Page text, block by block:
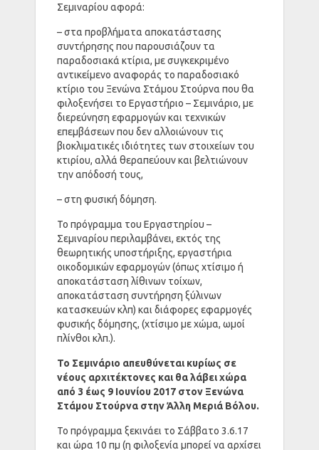
Σεμιναρίου αφορά:
– στα προβλήματα αποκατάστασης
συντήρησης που παρουσιάζουν τα
παραδοσιακά κτίρια, με συγκεκριμένο
αντικείμενο αναφοράς το παραδοσιακό
κτίριο του Ξενώνα Στάμου Στούρνα που θα
φιλοξενήσει το Εργαστήριο – Σεμινάριο, με
διερεύνηση εφαρμογών και τεχνικών
επεμβάσεων που δεν αλλοιώνουν τις
βιοκλιματικές ιδιότητες των στοιχείων του
κτιρίου, αλλά θεραπεύουν και βελτιώνουν
την απόδοσή τους,
– στη φυσική δόμηση.
Το πρόγραμμα του Εργαστηρίου –
Σεμιναρίου περιλαμβάνει, εκτός της
θεωρητικής υποστήριξης, εργαστήρια
οικοδομικών εφαρμογών (όπως χτίσιμο ή
αποκατάσταση λίθινων τοίχων,
αποκατάσταση συντήρηση ξύλινων
κατασκευών κλπ) και διάφορες εφαρμογές
φυσικής δόμησης, (χτίσιμο με χώμα, ωμοί
πλίνθοι κλπ.).
Το Σεμινάριο απευθύνεται κυρίως σε
νέους αρχιτέκτονες και θα λάβει χώρα
από 3 έως 9 Ιουνίου 2017 στον Ξενώνα
Στάμου Στούρνα στην Άλλη Μεριά Βόλου.
Το πρόγραμμα ξεκινάει το Σάββατο 3.6.17
και ώρα 10 πμ (η φιλοξενία μπορεί να αρχίσει